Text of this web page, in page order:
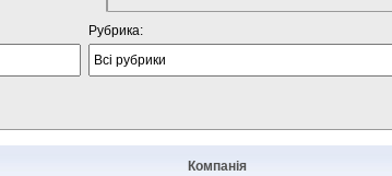
Рубрика:
Компанія